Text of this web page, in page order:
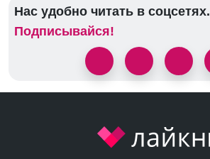
Нас удобно читать в соцсетях.
Подписывайся!